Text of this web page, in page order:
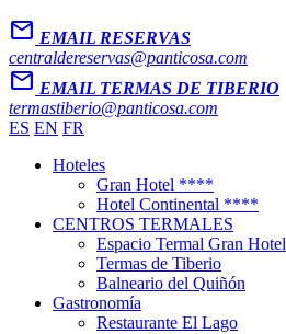
Mail EMAIL RESERVAS
centraldereservas@panticosa.com
Mail EMAIL TERMAS DE TIBERIO
termastiberio@panticosa.com
ES EN FR
Hoteles
Gran Hotel ****
Hotel Continental ****
CENTROS TERMALES
Espacio Termal Gran Hotel
Termas de Tiberio
Balneario del Quiñón
Gastronomía
Restaurante El Lago